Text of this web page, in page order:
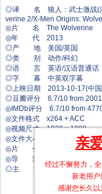
◎译 名 狼人：武士激战(港)/
verine 2/X-Men Origins:
◎片 名 The Wolverine
◎年 代 2013
◎产 地 美国/英国
◎类 别 动作/科幻
◎语 言 英语/汉语普通话
◎字 幕 中英双字幕
◎上映日期 2013-10-17(中国
◎豆瓣评分 6.7/10 from
◎IMDb评分 6.7/10 from
◎文件格式 x264 + ACC
◎视频尺寸 1920 x 1080
◎文件大小 3298 MB
◎片 长 139 Mins
◎导 演 詹姆斯·曼高德
◎主 演 休·杰克曼
冈本多绪
福岛莉拉
亲
经过不懈努力，
新老用户
感谢您长久以